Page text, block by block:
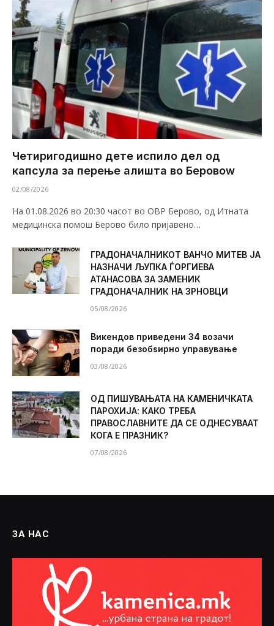
Четиригодишно дете испило дел од
капсула за перење алишта во Беровоw
02/08/2026
На 01.08.2026 во 20:30 часот во ОВР Берово, од Итната
медицинска помош Берово било пријавено…
ГРАДОНАЧАЛНИКОТ ВАНЧО МИТЕВ ЈА
НАЗНАЧИ ЉУПКА ЃОРГИЕВА
АТАНАСОВА ЗА ЗАМЕНИК
ГРАДОНАЧАЛНИК НА ЗРНОВЦИ
05/08/2026
Викендов приведени 34 возачи
поради безобѕирно управување
03/08/2026
ОД ПИШУВАЊАТА НА КАМЕНИЧКАТА
ПАРОХИЈА: КАКО ТРЕБА
ПРАВОСЛАВНИТЕ ДА СЕ ОДНЕСУВААТ
КОГА Е ПРАЗНИК?
07/08/2026
ЗА НАС